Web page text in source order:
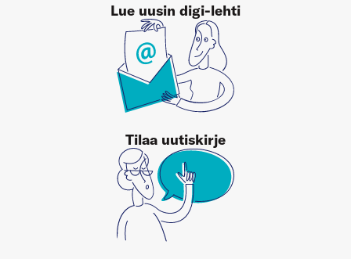
Lue uusin digi-lehti
Tilaa uutiskirje